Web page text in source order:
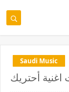
Saudi Music
أحتريك